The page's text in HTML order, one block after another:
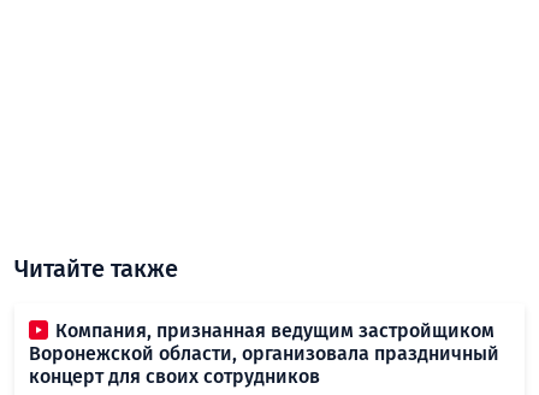
Читайте также
Компания, признанная ведущим застройщиком
Воронежской области, организовала праздничный
концерт для своих сотрудников